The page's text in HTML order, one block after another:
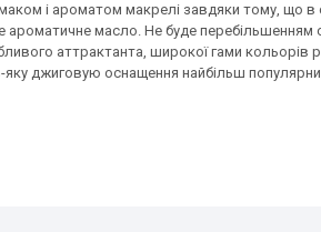
і ароматом макрелі завдяки тому, що в
ароматичне масло. Не буде перебільшенням
аттрактанта, широкої гами кольорів
яку джиговую оснащення найбільш